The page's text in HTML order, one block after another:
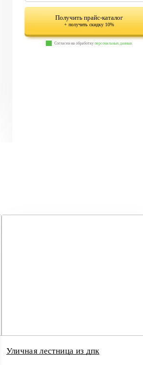
Получить прайс-каталог
+ получить скидку 10%
Согласен на обработкуперсональных данных
Уличная лестница из дпк